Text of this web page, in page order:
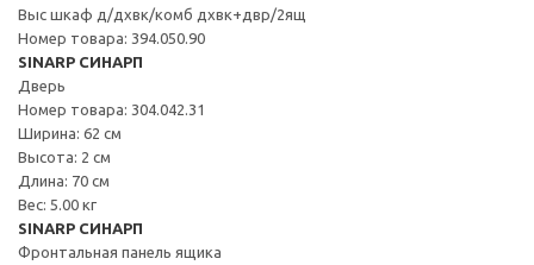
Выс шкаф д/дхвк/комб дхвк+двр/2ящ
Номер товара: 394.050.90
SINARP СИНАРП
Дверь
Номер товара: 304.042.31
Ширина: 62 см
Высота: 2 см
Длина: 70 см
Вес: 5.00 кг
SINARP СИНАРП
Фронтальная панель ящика